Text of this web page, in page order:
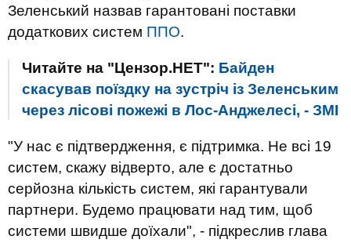
Зеленський назвав гарантовані поставки
додаткових систем ППО.
Читайте на "Цензор.НЕТ": Байден
скасував поїздку на зустріч із Зеленським
через лісові пожежі в Лос-Анджелесі, - ЗМІ
"У нас є підтвердження, є підтримка. Не всі 19
систем, скажу відверто, але є достатньо
серйозна кількість систем, які гарантували
партнери. Будемо працювати над тим, щоб
системи швидше доїхали", - підкреслив глава